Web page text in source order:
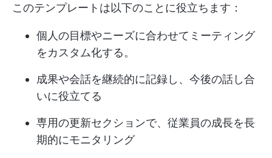
このテンプレートは以下のことに役立ちます：
個人の目標やニーズに合わせてミーティング
をカスタム化する。
成果や会話を継続的に記録し、今後の話し合
いに役立てる
専用の更新セクションで、従業員の成長を長
期的にモニタリング